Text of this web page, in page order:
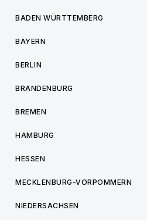
BADEN WÜRTTEMBERG
BAYERN
BERLIN
BRANDENBURG
BREMEN
HAMBURG
HESSEN
MECKLENBURG-VORPOMMERN
NIEDERSACHSEN